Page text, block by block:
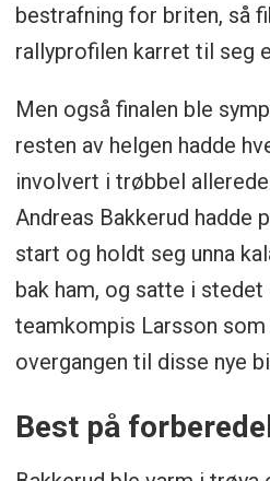
bestrafning for briten, så
rallyprofilen karret til seg
Men også finalen ble
resten av helgen hadde
involvert i trøbbel
Andreas Bakkerud hadde
start og holdt seg unna
bak ham, og satte i stedet
teamkompis Larsson
overgangen til disse nye
Best på